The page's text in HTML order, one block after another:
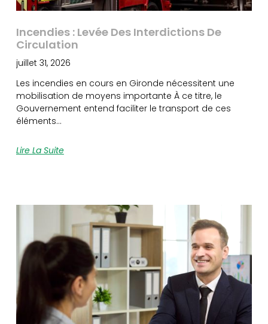
Incendies : Levée Des Interdictions De
Circulation
juillet 31, 2026
Les incendies en cours en Gironde nécessitent une
mobilisation de moyens importante À ce titre, le
Gouvernement entend faciliter le transport de ces
éléments…
Lire La Suite